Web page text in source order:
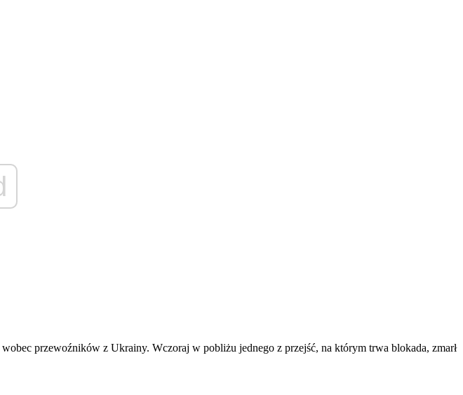
przewoźników z Ukrainy. Wczoraj w pobliżu jednego z przejść, na którym trwa blokada, zmarł